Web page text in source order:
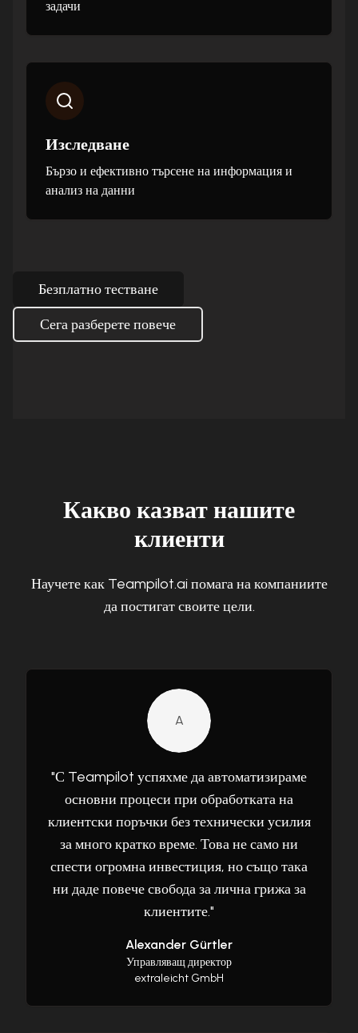
задачи
Изследване
Бързо и ефективно търсене на информация и
анализ на данни
Безплатно тестване
Сега разберете повече
Какво казват нашите
клиенти
Научете как Teampilot.ai помага на компаниите
да постигат своите цели.
A
"С Teampilot успяхме да автоматизираме
основни процеси при обработката на
клиентски поръчки без технически усилия
за много кратко време. Това не само ни
спести огромна инвестиция, но също така
ни даде повече свобода за лична грижа за
клиентите."
Alexander Gürtler
Управляващ директор
extraleicht GmbH